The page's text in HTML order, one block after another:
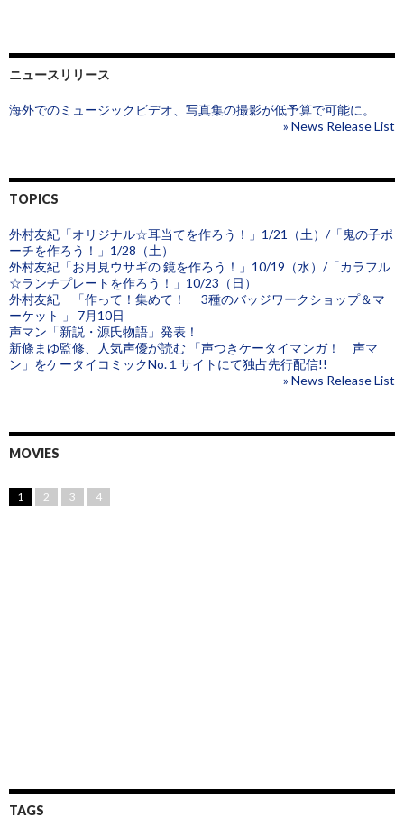
ニュースリリース
海外でのミュージックビデオ、写真集の撮影が低予算で可能に。
» News Release List
TOPICS
外村友紀「オリジナル☆耳当てを作ろう！」1/21（土）/「鬼の子ポ
ーチを作ろう！」1/28（土）
外村友紀「お月見ウサギの 鏡を作ろう！」10/19（水）/「カラフル
☆ランチプレートを作ろう！」10/23（日）
外村友紀 「作って！集めて！ 3種のバッジワークショップ＆マ
ーケット 」 7月10日
声マン「新説・源氏物語」発表！
新條まゆ監修、人気声優が読む 「声つきケータイマンガ！ 声マ
ン」をケータイコミックNo.１サイトにて独占先行配信!!
» News Release List
MOVIES
1 2 3 4
TAGS